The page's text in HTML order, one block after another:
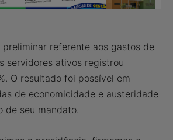
referente aos gastos de
servidores ativos registrou
O resultado foi possível em
de economicidade e austeridade
de seu mandato.